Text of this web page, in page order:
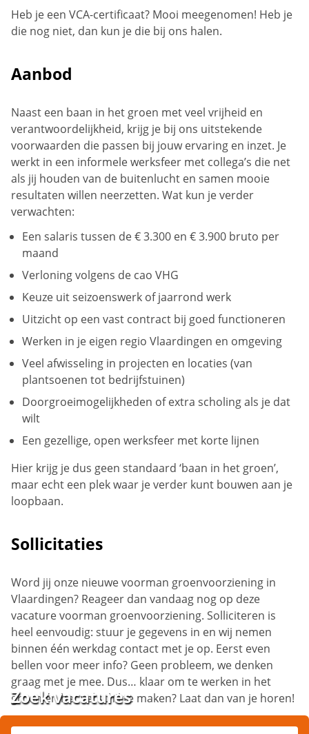
Heb je een VCA-certificaat? Mooi meegenomen! Heb je
die nog niet, dan kun je die bij ons halen.
Aanbod
Naast een baan in het groen met veel vrijheid en
verantwoordelijkheid, krijg je bij ons uitstekende
voorwaarden die passen bij jouw ervaring en inzet. Je
werkt in een informele werksfeer met collega’s die net
als jij houden van de buitenlucht en samen mooie
resultaten willen neerzetten. Wat kun je verder
verwachten:
Een salaris tussen de € 3.300 en € 3.900 bruto per
maand
Verloning volgens de cao VHG
Keuze uit seizoenswerk of jaarrond werk
Uitzicht op een vast contract bij goed functioneren
Werken in je eigen regio Vlaardingen en omgeving
Veel afwisseling in projecten en locaties (van
plantsoenen tot bedrijfstuinen)
Doorgroeimogelijkheden of extra scholing als je dat
wilt
Een gezellige, open werksfeer met korte lijnen
Hier krijg je dus geen standaard ‘baan in het groen’,
maar echt een plek waar je verder kunt bouwen aan je
loopbaan.
Sollicitaties
Word jij onze nieuwe voorman groenvoorziening in
Vlaardingen? Reageer dan vandaag nog op deze
vacature voorman groenvoorziening. Solliciteren is
heel eenvoudig: stuur je gegevens in en wij nemen
binnen één werkdag contact met je op. Eerst even
bellen voor meer info? Geen probleem, we denken
graag met je mee. Dus… klaar om te werken in het
groen én het verschil te maken? Laat dan van je horen!
Zoek vacatures